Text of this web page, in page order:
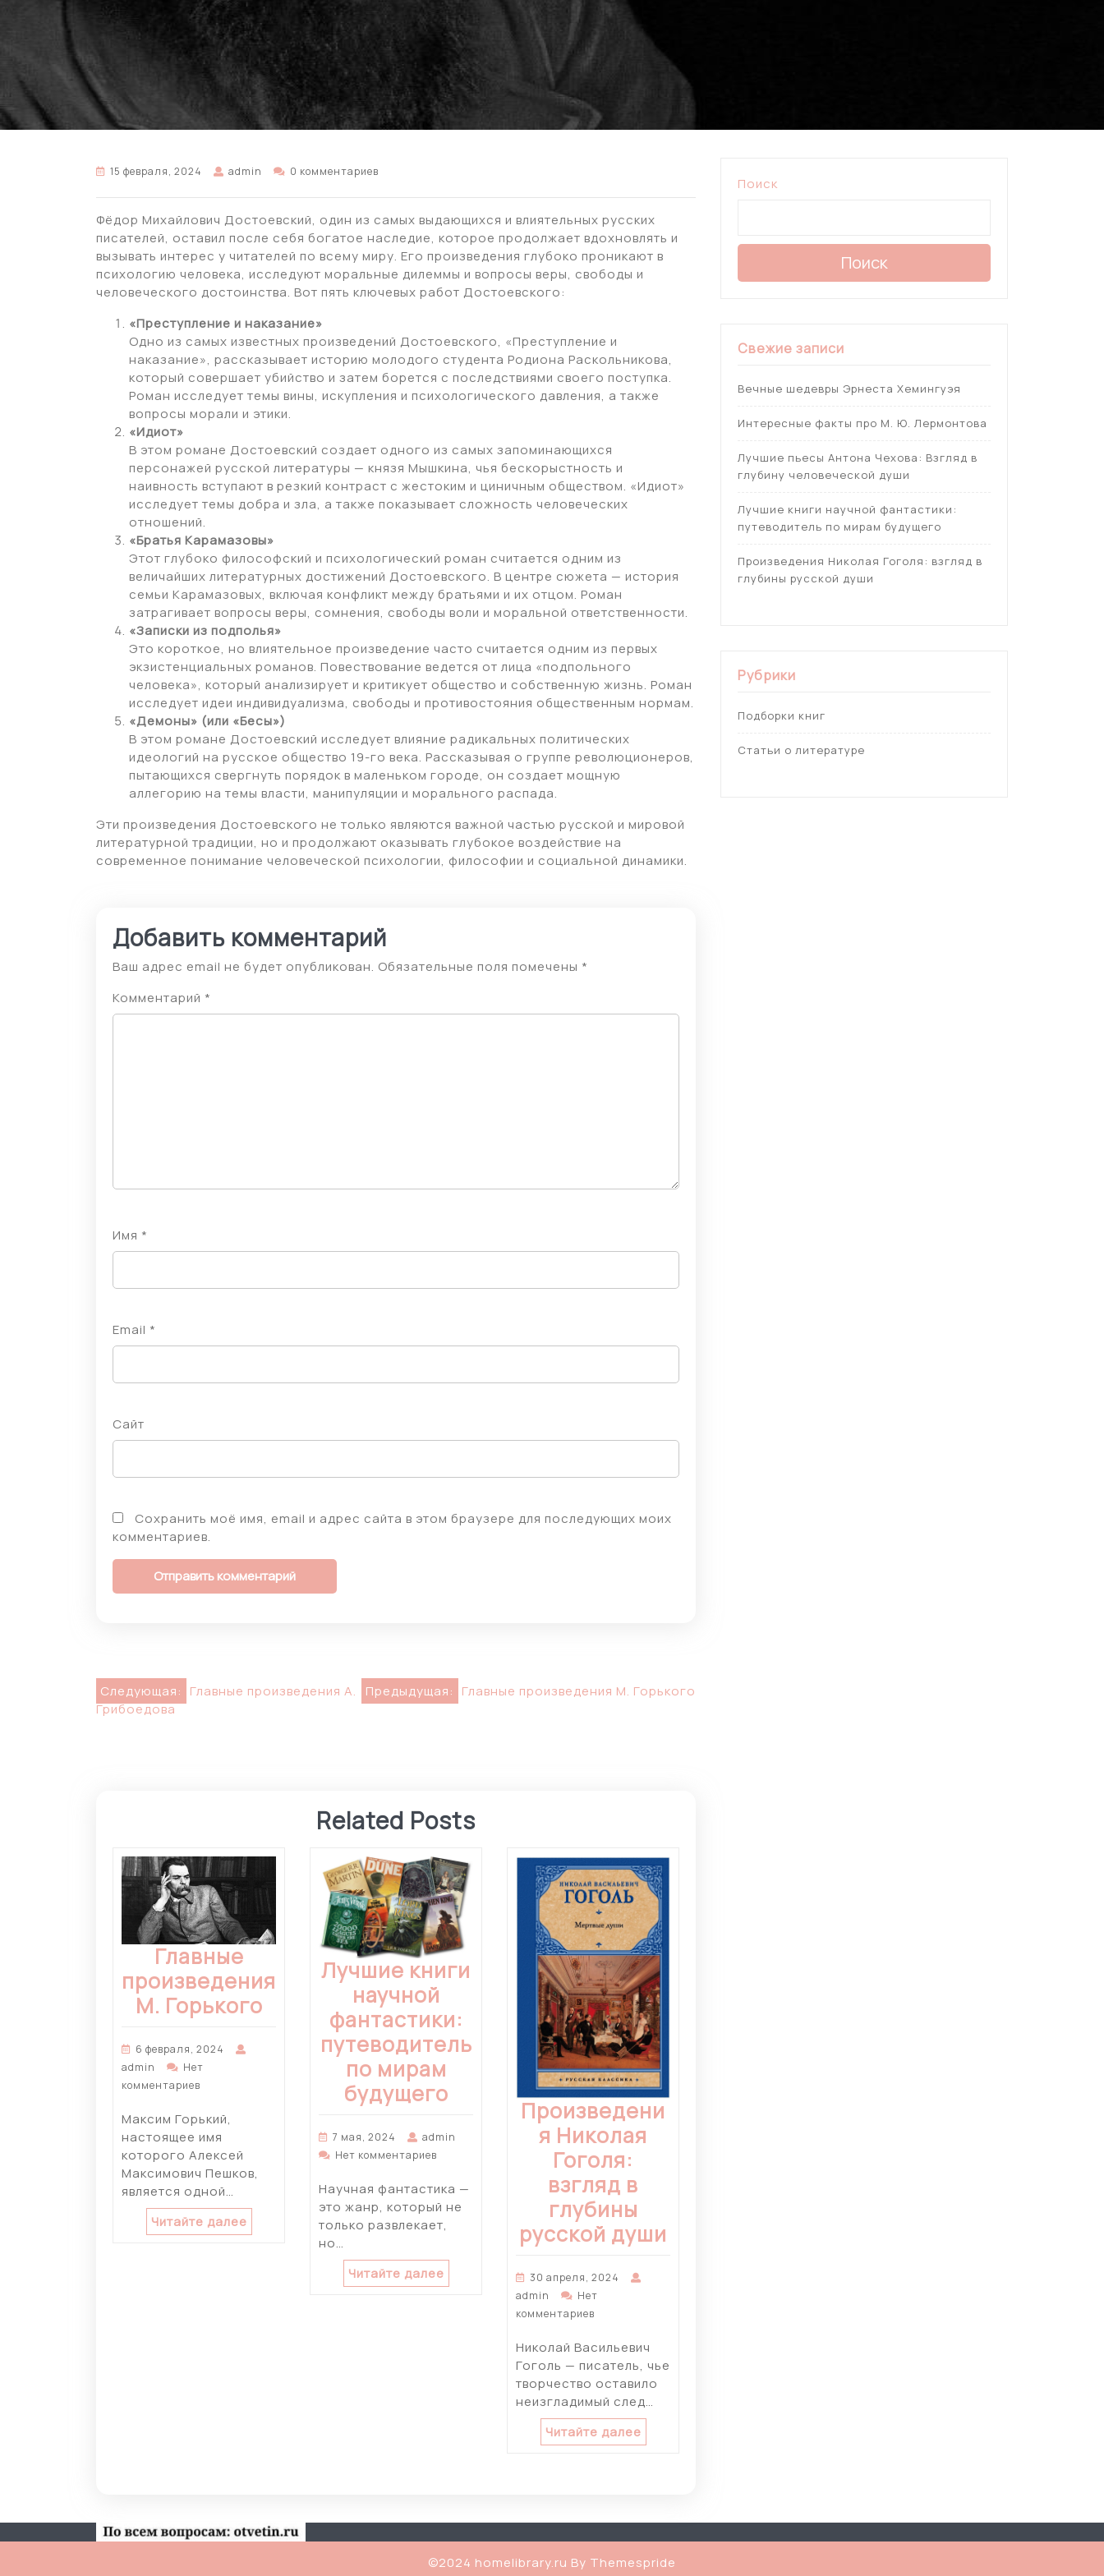
15 февраля, 2024 admin 0 комментариев
Фёдор Михайлович Достоевский, один из самых выдающихся и влиятельных русских
писателей, оставил после себя богатое наследие, которое продолжает вдохновлять и
вызывать интерес у читателей по всему миру. Его произведения глубоко проникают в
психологию человека, исследуют моральные дилеммы и вопросы веры, свободы и
человеческого достоинства. Вот пять ключевых работ Достоевского:
«Преступление и наказание»
Одно из самых известных произведений Достоевского, «Преступление и
наказание», рассказывает историю молодого студента Родиона Раскольникова,
который совершает убийство и затем борется с последствиями своего поступка.
Роман исследует темы вины, искупления и психологического давления, а также
вопросы морали и этики.
«Идиот»
В этом романе Достоевский создает одного из самых запоминающихся
персонажей русской литературы — князя Мышкина, чья бескорыстность и
наивность вступают в резкий контраст с жестоким и циничным обществом. «Идиот»
исследует темы добра и зла, а также показывает сложность человеческих
отношений.
«Братья Карамазовы»
Этот глубоко философский и психологический роман считается одним из
величайших литературных достижений Достоевского. В центре сюжета — история
семьи Карамазовых, включая конфликт между братьями и их отцом. Роман
затрагивает вопросы веры, сомнения, свободы воли и моральной ответственности.
«Записки из подполья»
Это короткое, но влиятельное произведение часто считается одним из первых
экзистенциальных романов. Повествование ведется от лица «подпольного
человека», который анализирует и критикует общество и собственную жизнь. Роман
исследует идеи индивидуализма, свободы и противостояния общественным нормам.
«Демоны» (или «Бесы»)
В этом романе Достоевский исследует влияние радикальных политических
идеологий на русское общество 19-го века. Рассказывая о группе революционеров,
пытающихся свергнуть порядок в маленьком городе, он создает мощную
аллегорию на темы власти, манипуляции и морального распада.
Эти произведения Достоевского не только являются важной частью русской и мировой
литературной традиции, но и продолжают оказывать глубокое воздействие на
современное понимание человеческой психологии, философии и социальной динамики.
Добавить комментарий
Ваш адрес email не будет опубликован. Обязательные поля помечены *
Комментарий *
Имя *
Email *
Сайт
Сохранить моё имя, email и адрес сайта в этом браузере для последующих моих
комментариев.
Навигация
по
Предыдущая: Главные произведения М. Горького
Следующая:
Главные произведения А.
Грибоедова
Related Posts
Главные
произведения
М. Горького
6 февраля, 2024
admin
Нет
комментариев
Максим Горький,
настоящее имя
которого Алексей
Максимович Пешков,
является одной…
Читайте далее
Лучшие книги
научной
фантастики:
путеводитель
по мирам
будущего
7 мая, 2024
admin
Нет комментариев
Научная фантастика —
это жанр, который не
только развлекает,
но…
Читайте далее
Произведени
я Николая
Гоголя:
взгляд в
глубины
русской души
30 апреля, 2024
admin
Нет
комментариев
Николай Васильевич
Гоголь — писатель, чье
творчество оставило
неизгладимый след…
Читайте далее
Поиск
Поиск
Свежие записи
Вечные шедевры Эрнеста Хемингуэя
Интересные факты про М. Ю. Лермонтова
Лучшие пьесы Антона Чехова: Взгляд в
глубину человеческой души
Лучшие книги научной фантастики:
путеводитель по мирам будущего
Произведения Николая Гоголя: взгляд в
глубины русской души
Рубрики
Подборки книг
Статьи о литературе
©2024 homelibrary.ru By Themespride